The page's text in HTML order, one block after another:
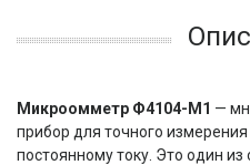
Микроомметр Ф4104-М1 —
прибор для точного
постоянному току. Это один